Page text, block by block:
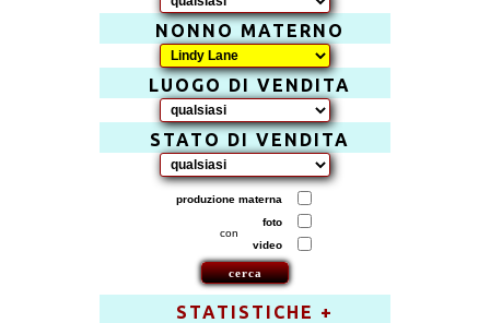
NONNO MATERNO
LUOGO DI VENDITA
STATO DI VENDITA
produzione materna
con
foto
video
STATISTICHE +